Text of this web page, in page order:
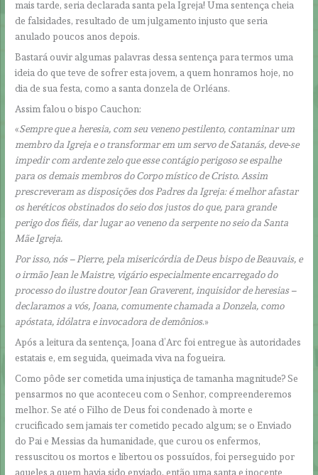
mais tarde, seria declarada santa pela Igreja! Uma sentença cheia
de falsidades, resultado de um julgamento injusto que seria
anulado poucos anos depois.
Bastará ouvir algumas palavras dessa sentença para termos uma
ideia do que teve de sofrer esta jovem, a quem honramos hoje, no
dia de sua festa, como a santa donzela de Orléans.
Assim falou o bispo Cauchon:
«Sempre que a heresia, com seu veneno pestilento, contaminar um
membro da Igreja e o transformar em um servo de Satanás, deve-se
impedir com ardente zelo que esse contágio perigoso se espalhe
para os demais membros do Corpo místico de Cristo. Assim
prescreveram as disposições dos Padres da Igreja: é melhor afastar
os heréticos obstinados do seio dos justos do que, para grande
perigo dos fiéis, dar lugar ao veneno da serpente no seio da Santa
Mãe Igreja.
Por isso, nós – Pierre, pela misericórdia de Deus bispo de Beauvais, e
o irmão Jean le Maistre, vigário especialmente encarregado do
processo do ilustre doutor Jean Graverent, inquisidor de heresias –
declaramos a vós, Joana, comumente chamada a Donzela, como
apóstata, idólatra e invocadora de demônios.»
Após a leitura da sentença, Joana d’Arc foi entregue às autoridades
estatais e, em seguida, queimada viva na fogueira.
Como pôde ser cometida uma injustiça de tamanha magnitude? Se
pensarmos no que aconteceu com o Senhor, compreenderemos
melhor. Se até o Filho de Deus foi condenado à morte e
crucificado sem jamais ter cometido pecado algum; se o Enviado
do Pai e Messias da humanidade, que curou os enfermos,
ressuscitou os mortos e libertou os possuídos, foi perseguido por
aqueles a quem havia sido enviado, então uma santa e inocente